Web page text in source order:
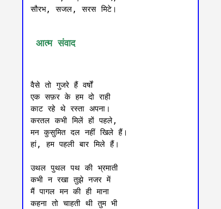
सौरभ, सजल, सरस मिटे।
आत्म संवाद
वैसे तो गुजरे हैं वर्षों
एक सफ़र के हम दो राही
काट रहे थे रस्ता अपना।
करतल कभी मिलें हों पहले,
मन कुसुमित दल नहीं खिले हैं।
हां, हम पहली ‌बार मिले हैं।
उथल पुथल पथ की भ्रमाती
कभी न रखा तुझे नजर में
मैं पागल मन की ही माना
कहना तो चाहती थी तुम भी